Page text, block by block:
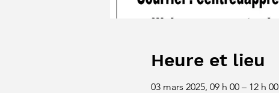
Heure et lieu
03 mars 2025, 09 h 00 – 12 h 00